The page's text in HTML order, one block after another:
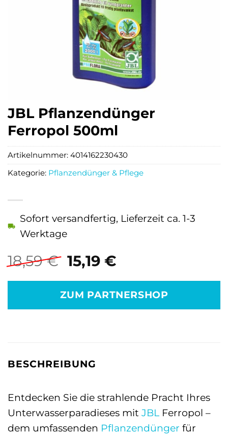
JBL Pflanzendünger
Ferropol 500ml
18,59€ Ursprünglicher
Preis
war:
18,59 €
15,19 €Aktueller
ist:
15,19 €.
Sofort versandfertig, Lieferzeit ca. 1-3
Werktage
ZUM PARTNERSHOP
Artikelnummer: 4014162230430
Kategorie: Pflanzendünger & Pflege
BESCHREIBUNG
Entdecken Sie die strahlende Pracht Ihres
Unterwasserparadieses mit JBL Ferropol –
dem umfassenden Pflanzendünger für